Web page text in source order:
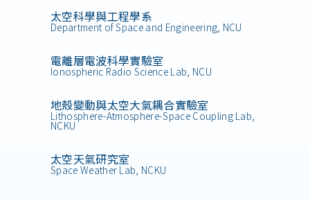
太空科學與工程學系
Department of Space and Engineering, NCU
電離層電波科學實驗室
Ionospheric Radio Science Lab, NCU
地殼變動與太空大氣耦合實驗室
Lithosphere-Atmosphere-Space Coupling Lab,
NCKU
太空天氣研究室
Space Weather Lab, NCKU